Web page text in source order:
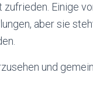
Einige
aber sie
und